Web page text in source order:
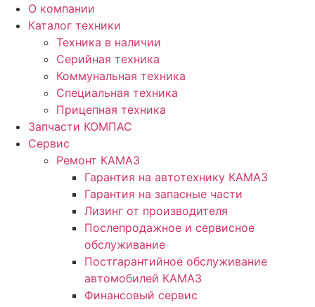
О компании
Каталог техники
Техника в наличии
Серийная техника
Коммунальная техника
Специальная техника
Прицепная техника
Запчасти КОМПАС
Сервис
Ремонт КАМАЗ
Гарантия на автотехнику КАМАЗ
Гарантия на запасные части
Лизинг от производителя
Послепродажное и сервисное
обслуживание
Постгарантийное обслуживание
автомобилей КАМАЗ
Финансовый сервис